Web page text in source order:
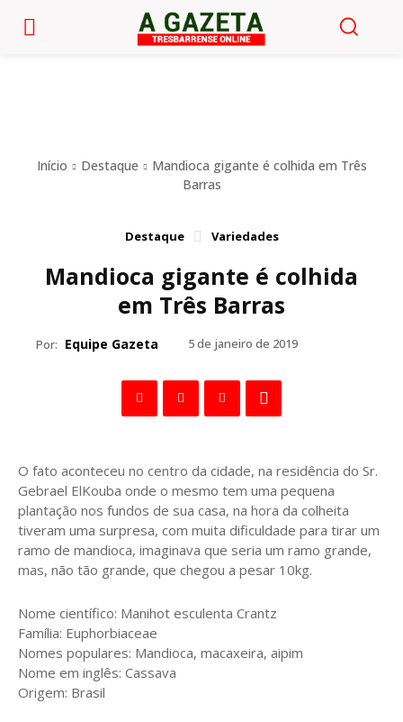
Início Destaque
Mandioca gigante é colhida em Três
Barras
Destaque Variedades
Mandioca gigante é colhida
em Três Barras
Por: Equipe Gazeta 5 de janeiro de 2019
O fato aconteceu no centro da cidade, na residência do Sr.
Gebrael ElKouba onde o mesmo tem uma pequena
plantação nos fundos de sua casa, na hora da colheita
tiveram uma surpresa, com muita dificuldade para tirar um
ramo de mandioca, imaginava que seria um ramo grande,
mas, não tão grande, que chegou a pesar 10kg.
Nome científico: Manihot esculenta Crantz
Família: Euphorbiaceae
Nomes populares: Mandioca, macaxeira, aipim
Nome em inglês: Cassava
Origem: Brasil